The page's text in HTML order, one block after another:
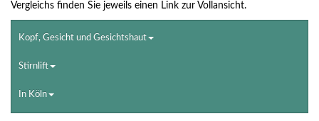
Vergleichs finden Sie jeweils einen Link zur Vollansicht.
Kopf, Gesicht und Gesichtshaut
Stirnlift
In Köln